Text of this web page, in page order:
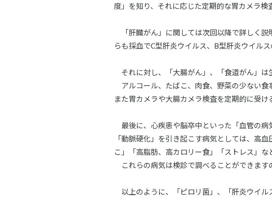
度」を知り、それに応じた定期的な胃カメラ
「肝臓がん」に関しては次回以降で詳しく説
らも採血でC型肝炎ウイルス、B型肝炎ウイル
それに対し、「大腸がん」、「食道がん」は
アルコール、たばこ、肉食、野菜の少ない食
また胃カメラや大腸カメラ検査を定期的に受け
最後に、心疾患や脳卒中といった「血管の病
「動脈硬化」を引き起こす病気としては、高
こ」「高脂肪、高カロリー食」「ストレス」な
これらの病気は検診で調べることができます
以上のように、「ピロリ菌」、「肝炎ウイ